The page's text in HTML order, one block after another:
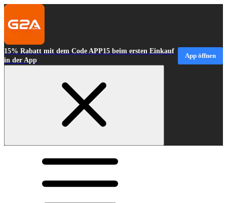
15% Rabatt mit dem Code APP15 beim ersten Einkauf
in der App
App öffnen